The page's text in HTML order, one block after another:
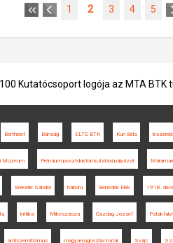
1 2 3 4 5
Kutatócsoport logója az MTA
Berthelot Bánság ELTE BTK Kun Béla
Múzeum Prémium posztdoktori kutatási pályázat
Wekerle Sándor háború Benedek Elek 1918.
kritika Mikeszásza Gazdag József
antiszemitizmus magyar-jugoszláv határ Svájc